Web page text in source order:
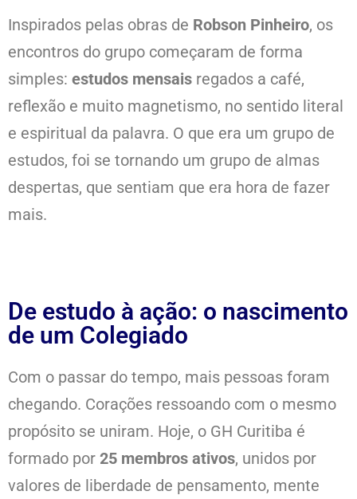
Inspirados pelas obras de Robson Pinheiro, os
encontros do grupo começaram de forma
simples: estudos mensais regados a café,
reflexão e muito magnetismo, no sentido literal
e espiritual da palavra. O que era um grupo de
estudos, foi se tornando um grupo de almas
despertas, que sentiam que era hora de fazer
mais.
De estudo à ação: o nascimento
de um Colegiado
Com o passar do tempo, mais pessoas foram
chegando. Corações ressoando com o mesmo
propósito se uniram. Hoje, o GH Curitiba é
formado por 25 membros ativos, unidos por
valores de liberdade de pensamento, mente